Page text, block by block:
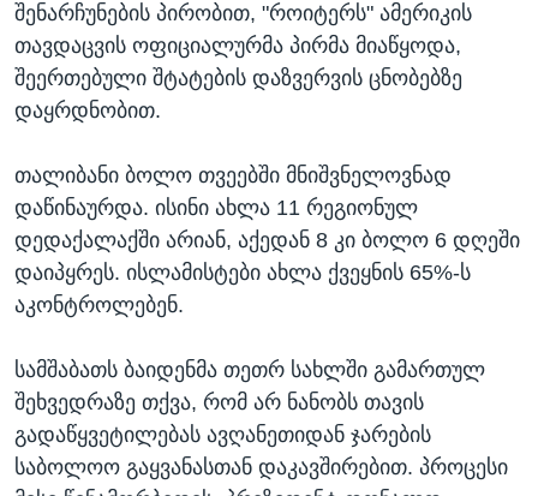
შენარჩუნების პირობით, "როიტერს" ამერიკის
თავდაცვის ოფიციალურმა პირმა მიაწყოდა,
შეერთებული შტატების დაზვერვის ცნობებზე
დაყრდნობით.
თალიბანი ბოლო თვეებში მნიშვნელოვნად
დაწინაურდა. ისინი ახლა 11 რეგიონულ
დედაქალაქში არიან, აქედან 8 კი ბოლო 6 დღეში
დაიპყრეს. ისლამისტები ახლა ქვეყნის 65%-ს
აკონტროლებენ.
სამშაბათს ბაიდენმა თეთრ სახლში გამართულ
შეხვედრაზე თქვა, რომ არ ნანობს თავის
გადაწყვეტილებას ავღანეთიდან ჯარების
საბოლოო გაყვანასთან დაკავშირებით. პროცესი